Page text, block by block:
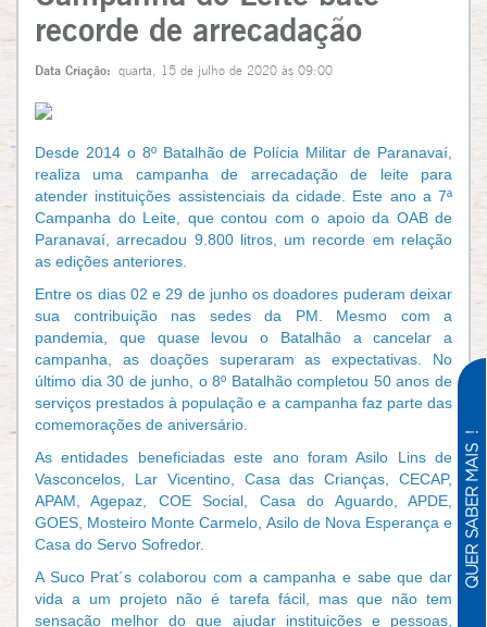
recorde de arrecadação
Data Criação: quarta, 15 de julho de 2020 às 09:00
Desde 2014 o 8º Batalhão de Polícia Militar de Paranavaí,
realiza uma campanha de arrecadação de leite para
atender instituições assistenciais da cidade. Este ano a 7ª
Campanha do Leite, que contou com o apoio da OAB de
Paranavaí, arrecadou 9.800 litros, um recorde em relação
as edições anteriores.
Entre os dias 02 e 29 de junho os doadores puderam deixar
sua contribuição nas sedes da PM. Mesmo com a
pandemia, que quase levou o Batalhão a cancelar a
campanha, as doações superaram as expectativas. No
último dia 30 de junho, o 8º Batalhão completou 50 anos de
serviços prestados à população e a campanha faz parte das
comemorações de aniversário.
As entidades beneficiadas este ano foram Asilo Lins de
Vasconcelos, Lar Vicentino, Casa das Crianças, CECAP,
APAM, Agepaz, COE Social, Casa do Aguardo, APDE,
GOES, Mosteiro Monte Carmelo, Asilo de Nova Esperança e
Casa do Servo Sofredor.
A Suco Prat´s colaborou com a campanha e sabe que dar
vida a um projeto não é tarefa fácil, mas que não tem
sensação melhor do que ajudar instituições e pessoas,